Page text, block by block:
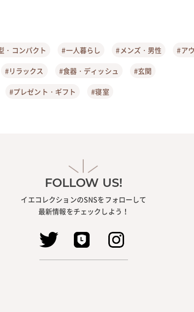
・コンパクト #一人暮らし #メンズ・男性 #ア
#リラックス #食器・ディッシュ #玄関
#プレゼント・ギフト #寝室
FOLLOW US!
イエコレクションのSNSをフォローして
最新情報をチェックしよう！